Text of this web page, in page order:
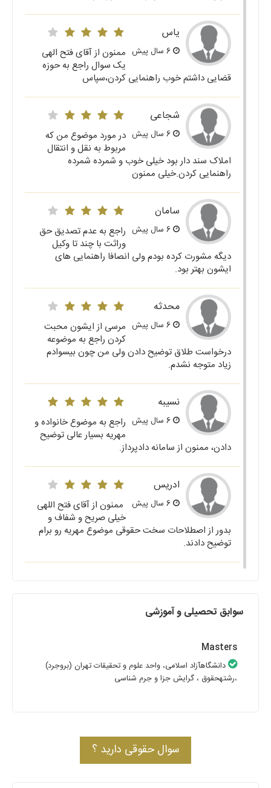
یاس
ممنون از آقای فتح الهی
یک سوال راجع به حوزه
قضایی داشتم خوب راهنمایی کردن،سپاس
شجاعی
در مورد موضوع من که
مربوط به نقل و انتقال
املاک سند دار بود خیلی خوب و شمرده شمرده
راهنمایی کردن.خیلی ممنون
سامان
راجع به عدم تصدیق حق
وراثت با چند تا وکیل
دیگه مشورت کرده بودم ولی انصافا راهنمایی های
ایشون بهتر بود.
محدثه
مرسی از ایشون محبت
کردن راجع به موضوعه
درخواست طلاق توضیح دادن ولی من چون بیسوادم
زیاد متوجه نشدم.
نسیبه
راجع به موضوع خانواده و
مهریه بسیار عالی توضیح
دادن، ممنون از سامانه دادپرداز.
ادریس
ممنون از آقای فتح اللهی
خیلی صریح و شفاف و
بدور از اصطلاحات سخت حقوقی موضوع مهریه رو برام
توضیح دادند.
سوابق تحصیلی و آموزشی
Masters
دانشگاهآزاد اسلامی، واحد علوم و تحقیقات تهران (بروجرد)
،رشتهحقوق ، گرایش جزا و جرم شناسی
سوال حقوقی دارید ؟